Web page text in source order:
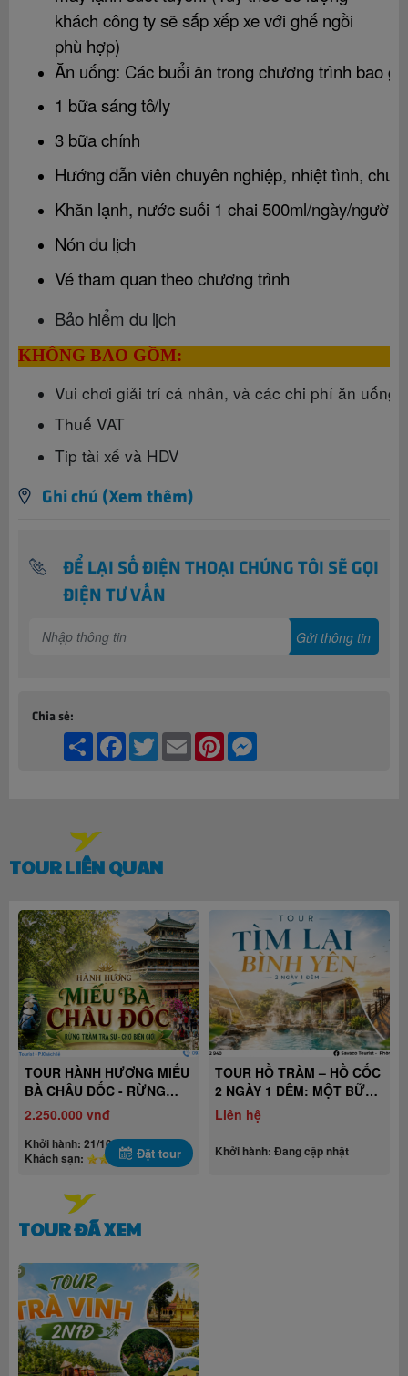
khách công ty sẽ sắp xếp xe với ghế ngồi
phù hợp)
Ăn uống: Các buổi ăn trong chương trình bao
1 bữa sáng tô/ly
3 bữachính
Hướng dẫn viên chuyên nghiệp, nhiệt tình, chu
Khăn lạnh, nước suối 1 chai 500ml/ngày/người
Nón du lịch
Vé tham quan theo chương trình
Bảo hiểm du lịch
KHÔNG BAO GỒM:
Vui chơi giải trí cá nhân, và các chi phí ăn uống
Thuế VAT
Tip tài xế và HDV
Ghi chú (Xem thêm)
ĐỂ LẠI SỐ ĐIỆN THOẠI CHÚNG TÔI SẼ GỌI
ĐIỆN TƯ VẤN
Chia sẻ:
Share Facebook
TwitterEmail Pinterest
TOUR LIÊN QUAN
TOUR HÀNH HƯƠNG MIẾU
BÀ CHÂU ĐỐC - RỪNG
TRÀM TRÀ SƯ - CHỢ BIÊN
2.250.000 vnđ
Khởi hành: 21/10/2026
Khách sạn:
Đặt tour
TOUR HỒ TRÀM – HỒ CỐC
2 NGÀY 1 ĐÊM: MỘT BỮA
CƠM - MỘT CHÚT YÊN -
MỘT LẦN ĐƯỢC LẮNG
NGHE
Liên hệ
Khởi hành: Đang cập nhật
TOUR ĐÃ XEM